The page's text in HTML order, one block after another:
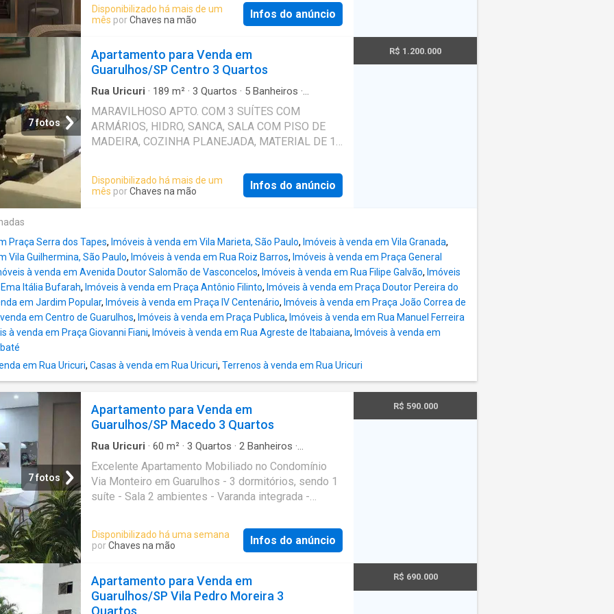
Referência: AP0112
maior hub aéreo da América do Sul e uma das
milhões de passageiros/mês * Forte demanda
corporativa, turística e aérea * Altas taxas históricas
de ocupação hoteleira * Baixa oferta de operação
profissional * Cidade em expansão corporativa e
mobilidade estratégica Último empreendimento
lançado nesse modelo esgotou 100% em apenas 2
eficiência e operação premium. Venha e não perca
esse excelente investimento! entrega em 36 meses
de lazer + 13 andares ti
Disponibilizado há mais de um
mês porChaves na mão Infos do anúncio
7 fotos
Apartamento para Venda em
Guarulhos/SP Centro 3 Quartos
Rua Uricuri · 189 m² · 3 Quartos · 5 Banheiros ·
Elevador
MARAVILHOSO APTO. COM 3 SUÍTES COM
ARMÁRIOS, HIDRO, SANCA, SALA COM PISO DE
MADEIRA, COZINHA PLANEJADA, MATERIAL DE 1ª,
PRIVATIVO, LAZER DE CLUBE, 4 VAGAS. ACEITA
PERMUTA POR SOBRADO NA ZONA NORTE.
Disponibilizado há mais de um
mês porChaves na mão Infos do anúncio
R$ 1.200.000
Praça Serra dos Tapes, Imóveis à venda em Vila Marieta, São Paulo, Imóveis à venda em Vila Granada,
Vila Guilhermina, São Paulo, Imóveis à venda em Rua Roiz Barros, Imóveis à venda em Praça General
à venda em Avenida Doutor Salomão de Vasconcelos, Imóveis à venda em Rua Filipe Galvão, Imóveis
Itália Bufarah, Imóveis à venda em Praça Antônio Filinto, Imóveis à venda em Praça Doutor Pereira do
em Jardim Popular, Imóveis à venda em Praça IV Centenário, Imóveis à venda em Praça João Correa de
em Centro de Guarulhos, Imóveis à venda em Praça Publica, Imóveis à venda em Rua Manuel Ferreira
à venda em Praça Giovanni Fiani, Imóveis à venda em Rua Agreste de Itabaiana, Imóveis à venda em
em Rua Uricuri, Casas à venda em Rua Uricuri, Terrenos à venda em Rua Uricuri
7 fotos
Apartamento para Venda em
Guarulhos/SP Macedo 3 Quartos
Rua Uricuri · 60 m² · 3 Quartos · 2 Banheiros ·
·Piscina·Garagem·Churrasqueira· Área de serviço·
Sala de jogos ·Alarme
Excelente Apartamento Mobiliado no Condomínio
Via Monteiro em Guarulhos - 3 dormitórios, sendo 1
suíte - Sala 2 ambientes - Varanda integrada -
social - Apartamento com excelente acabamento,
rico em móveis planejados, mobiliado como nas
fotos (exceto as televisões), pronto para morar - 1
Condomínio com piscina, salão de festas,
churrasqueira, academia, sauna, portaria 24h Para
Disponibilizado há uma semana
porChaves na mão Infos do anúncio
R$ 590.000
Apartamento para Venda em
Guarulhos/SP Vila Pedro Moreira 3
Quartos
R$ 690.000